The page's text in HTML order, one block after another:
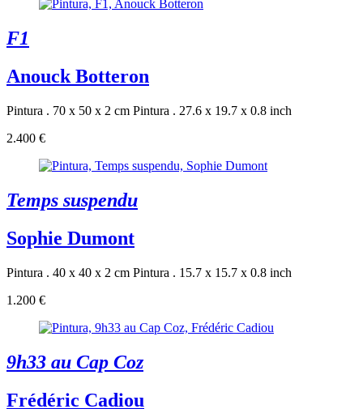
F1
Anouck Botteron
Pintura . 70 x 50 x 2 cm Pintura . 27.6 x 19.7 x 0.8 inch
2.400 €
Temps suspendu
Sophie Dumont
Pintura . 40 x 40 x 2 cm Pintura . 15.7 x 15.7 x 0.8 inch
1.200 €
9h33 au Cap Coz
Frédéric Cadiou